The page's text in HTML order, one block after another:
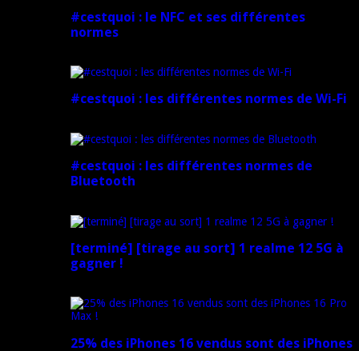
#cestquoi : le NFC et ses différentes
normes
#cestquoi : les différentes normes de Wi-Fi
#cestquoi : les différentes normes de
Bluetooth
[terminé] [tirage au sort] 1 realme 12 5G à
gagner !
25% des iPhones 16 vendus sont des iPhones